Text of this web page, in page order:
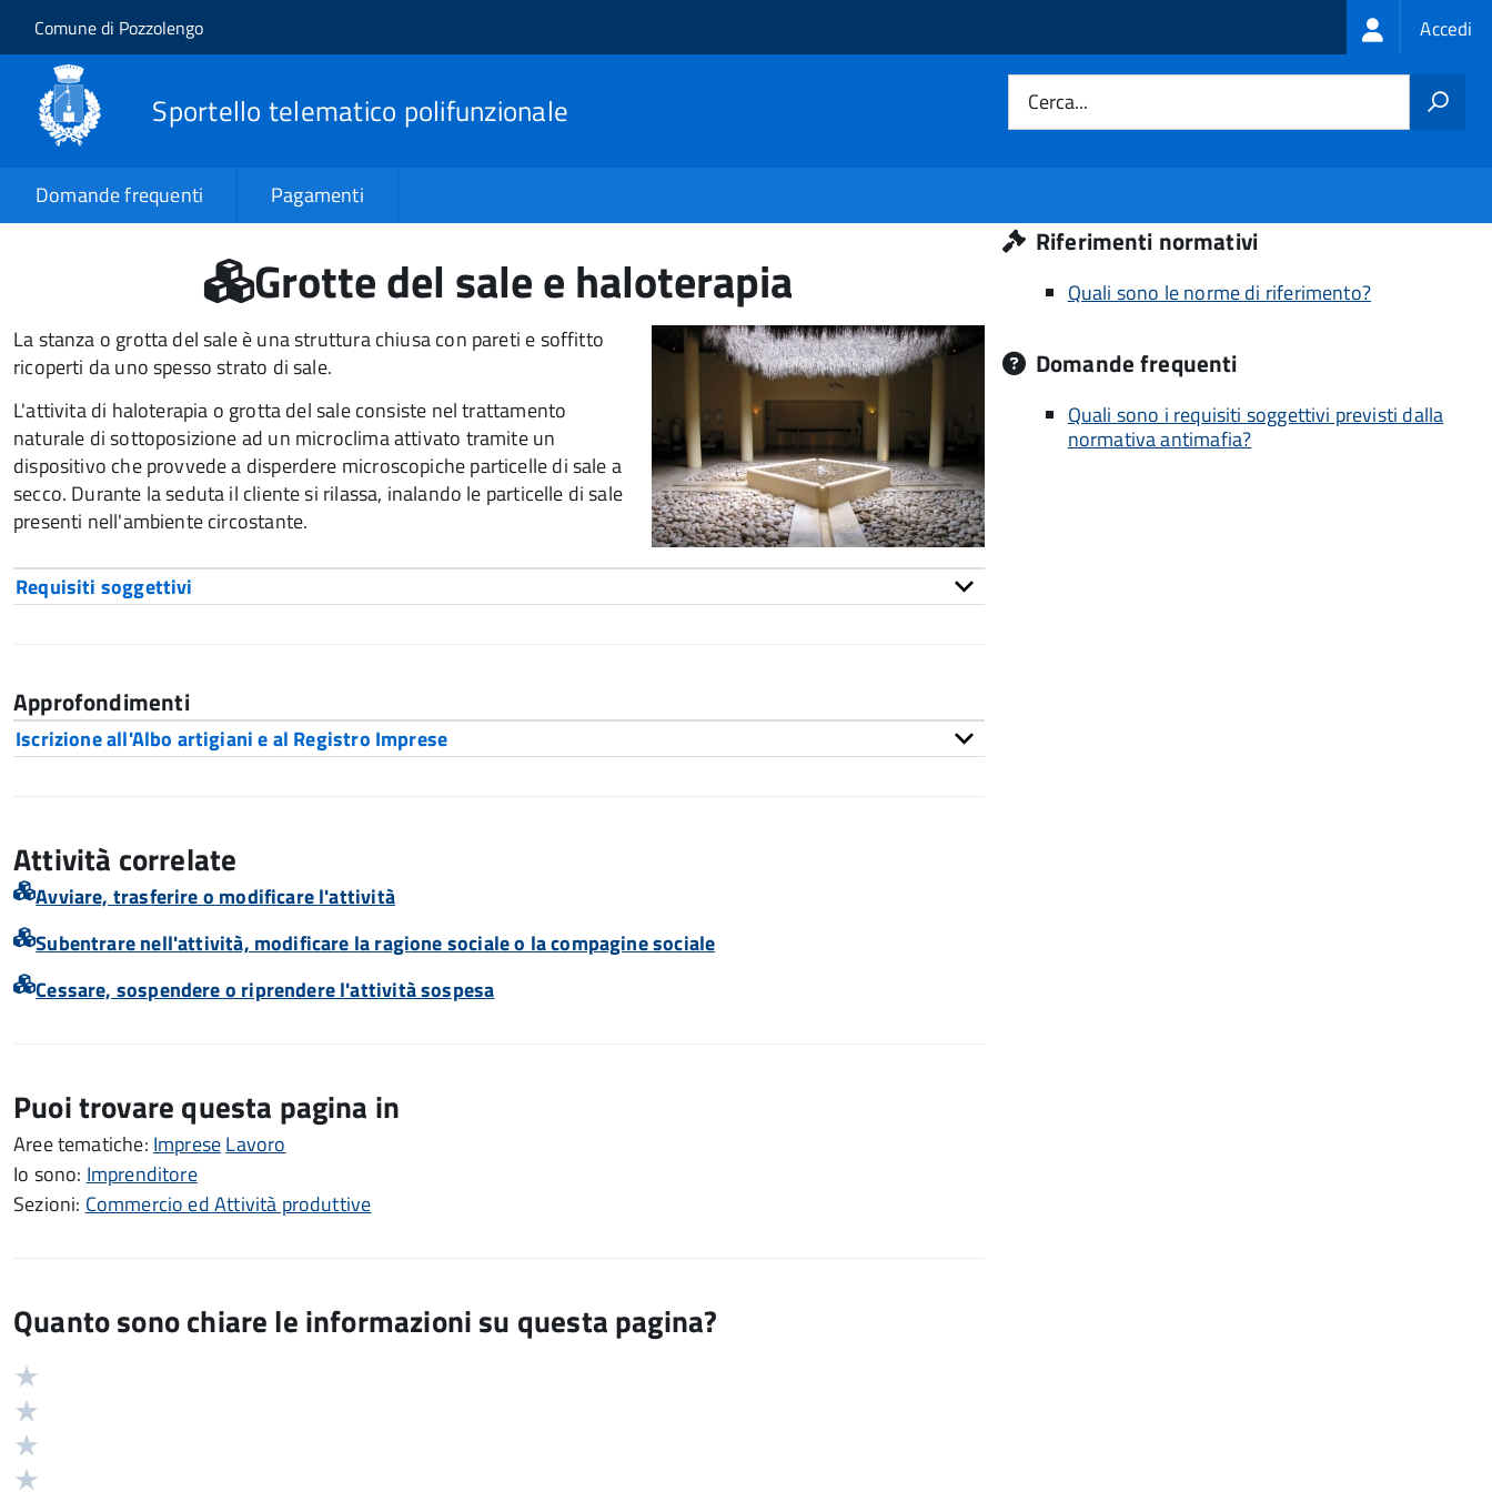
Salta al contenuto principale
Skip to site navigation
Comune di Pozzolengo Login
menu
Accedi
Sportello telematico polifunzionale Cerca...
Domande frequenti Pagamenti
Grotte del sale e haloterapia
La stanza o grotta del sale è una struttura chiusa con pareti e soffitto
ricoperti da uno spesso strato di sale.
L'attivita di haloterapia o grotta del sale consiste nel trattamento
naturale di sottoposizione ad un microclima attivato tramite un
dispositivo che provvede a disperdere microscopiche particelle di sale a
secco. Durante la seduta il cliente si rilassa, inalando le particelle di sale
presenti nell'ambiente circostante.
Requisiti soggettivi
Approfondimenti
Iscrizione all'Albo artigiani e al Registro Imprese
Attività correlate
Avviare, trasferire o modificare l'attività
Subentrare nell'attività, modificare la ragione sociale o la compagine sociale
Cessare, sospendere o riprendere l'attività sospesa
Puoi trovare questa pagina in
Aree tematiche: ImpreseLavoro
Io sono: Imprenditore
Sezioni: Commercio ed Attività produttive
Quanto sono chiare le informazioni su questa pagina?
Valutazione
Riferimenti normativi
Quali sono le norme di riferimento?
Domande frequenti
Quali sono i requisiti soggettivi previsti dalla
normativa antimafia?